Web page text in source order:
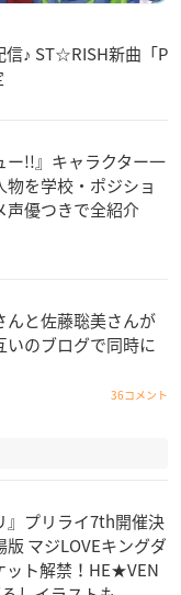
信♪ ST☆RISH新曲「P
ー!!』キャラクター一
物を学校・ポジショ
声優つきで全紹介
んと佐藤聡美さんが
いのブログで同時に
36コメント
』プリライ7th開催決
版 マジLOVEキングダ
ット解禁！HE★VEN